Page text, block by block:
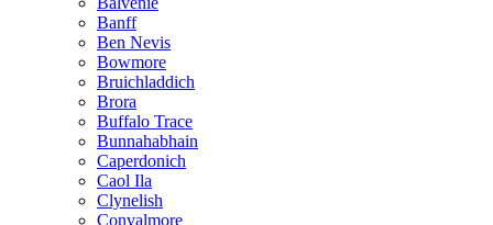
Banff
Ben Nevis
Bowmore
Bruichladdich
Brora
Buffalo Trace
Bunnahabhain
Caperdonich
Caol Ila
Clynelish
Convalmore